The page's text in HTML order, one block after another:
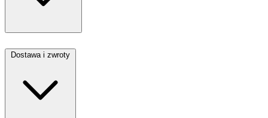
Dostawa i zwroty